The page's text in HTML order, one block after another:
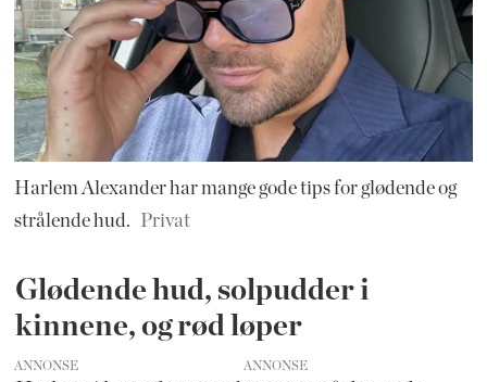
Harlem Alexander har mange gode tips for glødende og
strålende hud.
Privat
Glødende hud, solpudder i
kinnene, og rød løper
ANNONSE